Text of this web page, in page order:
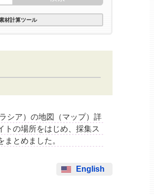
材計算ツール
シア）の地図（マップ）詳
トの場所をはじめ、採集ス
とめました。
English